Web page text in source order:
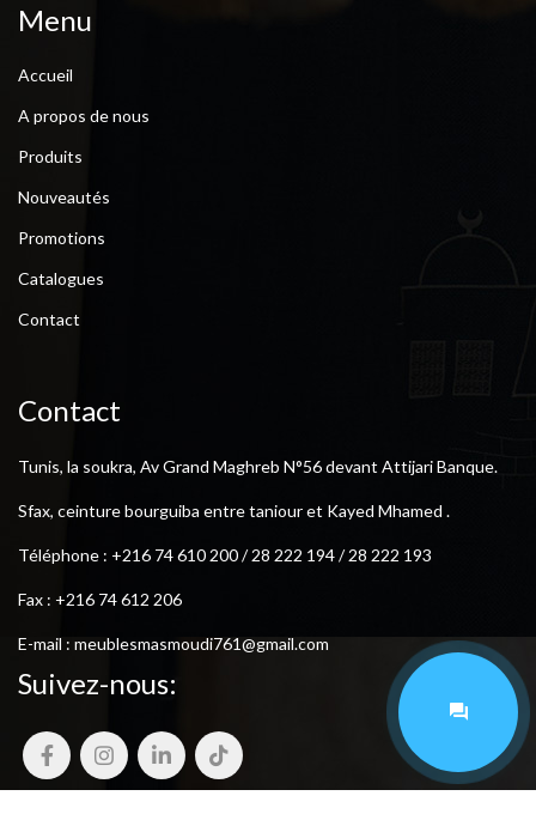
Menu
Accueil
A propos de nous
Produits
Nouveautés
Promotions
Catalogues
Contact
Contact
Tunis, la soukra, Av Grand Maghreb N°56 devant Attijari Banque.
Sfax, ceinture bourguiba entre taniour et Kayed Mhamed .
Téléphone : +216 74 610 200 / 28 222 194 / 28 222 193
Fax : +216 74 612 206
E-mail : meublesmasmoudi761@gmail.com
Suivez-nous: